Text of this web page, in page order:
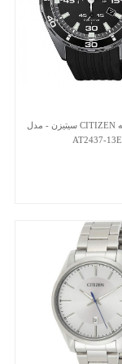
ساعت مردانه CITIZEN سیتیزن - مدل
AT2437-13E